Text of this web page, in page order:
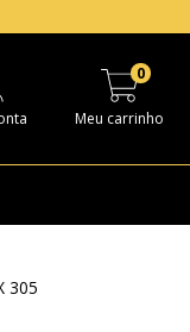
Meu carrinho
0
305